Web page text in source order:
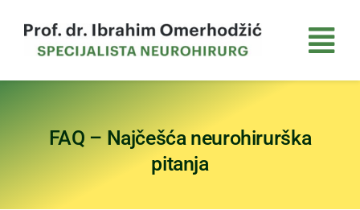
content
FAQ – Najčešća neurohirurška
pitanja